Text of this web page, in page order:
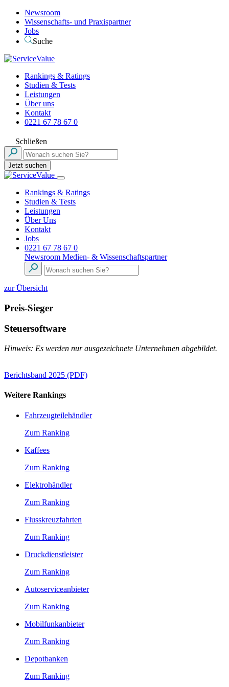
Newsroom
Wissenschafts- und Praxispartner
Jobs
Suche
Rankings & Ratings
Studien & Tests
Leistungen
Über uns
Kontakt
0221 67 78 67 0
Schließen
Jetzt suchen
Rankings & Ratings
Studien & Tests
Leistungen
Über Uns
Kontakt
Jobs
0221 67 78 67 0
Newsroom Medien- & Wissenschaftspartner
zur Übersicht
Preis-Sieger
Steuersoftware
Hinweis: Es werden nur ausgezeichnete Unternehmen abgebildet.
Berichtsband 2025 (PDF)
Weitere Rankings
Fahrzeugteilehändler
Zum Ranking
Kaffees
Zum Ranking
Elektrohändler
Zum Ranking
Flusskreuzfahrten
Zum Ranking
Druckdienstleister
Zum Ranking
Autoserviceanbieter
Zum Ranking
Mobilfunkanbieter
Zum Ranking
Depotbanken
Zum Ranking